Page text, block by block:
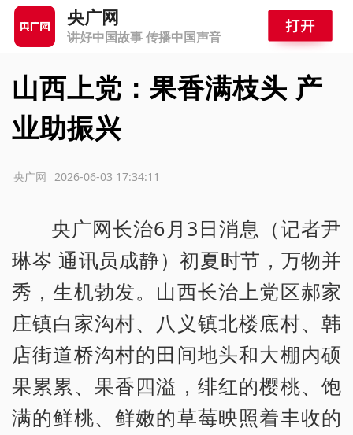
央广网
讲好中国故事 传播中国声音
山西上党：果香满枝头 产
业助振兴
2026-06-03 17:34:11
央广网
央广网长治6月3日消息（记者尹
琳岑 通讯员成静）初夏时节，万物并
秀，生机勃发。山西长治上党区郝家
庄镇白家沟村、八义镇北楼底村、韩
店街道桥沟村的田间地头和大棚内硕
果累累、果香四溢，绯红的樱桃、饱
满的鲜桃、鲜嫩的草莓映照着丰收的